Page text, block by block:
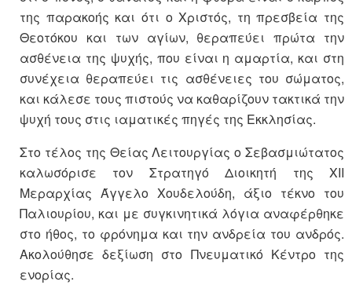
της παρακοής και ότι ο Χριστός, τη πρεσβεία της
Θεοτόκου και των αγίων, θεραπεύει πρώτα την
ασθένεια της ψυχής, που είναι η αμαρτία, και στη
συνέχεια θεραπεύει τις ασθένειες του σώματος,
και κάλεσε τους πιστούς να καθαρίζουν τακτικά την
ψυχή τους στις ιαματικές πηγές της Εκκλησίας.
Στο τέλος της Θείας Λειτουργίας ο Σεβασμιώτατος
καλωσόρισε τον Στρατηγό Διοικητή της XII
Μεραρχίας Άγγελο Χουδελούδη, άξιο τέκνο του
Παλιουρίου, και με συγκινητικά λόγια αναφέρθηκε
στο ήθος, το φρόνημα και την ανδρεία του ανδρός.
Ακολούθησε δεξίωση στο Πνευματικό Κέντρο της
ενορίας.